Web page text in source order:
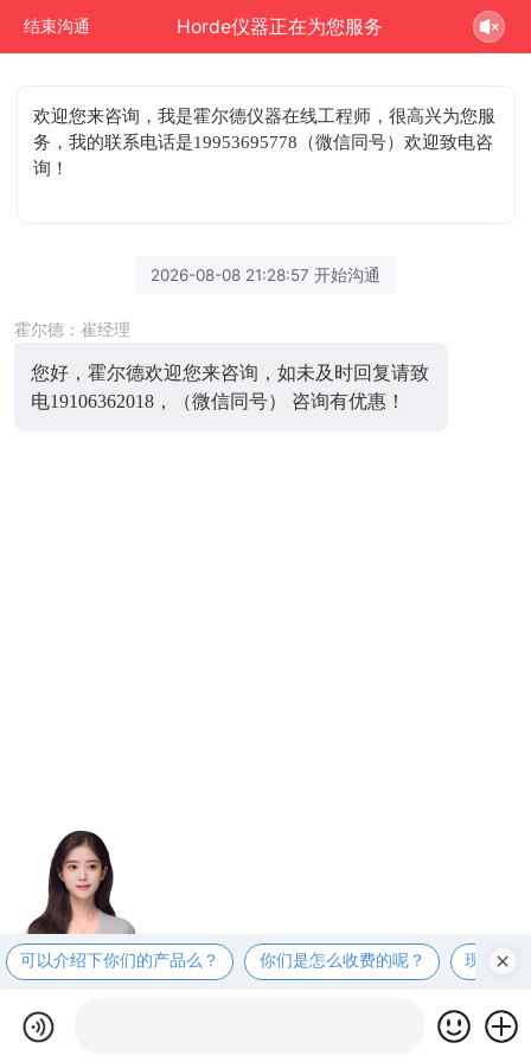
结束沟通 Horde仪器正在为您服务
欢迎您来咨询 ，我是霍尔德仪器在线工程师，很高兴为您服
务，我的联系电话是19953695778（微信同号）欢迎致电咨
询！
2026-08-08 21:28:57 开始沟通
霍尔德：崔经理
您好，霍尔德欢迎您来咨询，如未及时回复请致
电19106362018，（微信同号） 咨询有优惠！
可以介绍下你们的产品么？ 你们是怎么收费的呢？ 现在有